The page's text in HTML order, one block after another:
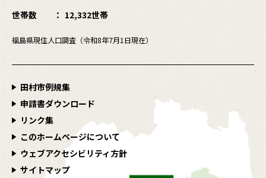
世帯数
12,332世帯
福島県現住人口調査（令和8年7月1日現在）
田村市例規集
申請書ダウンロード
リンク集
このホームページについて
ウェブアクセシビリティ方針
サイトマップ